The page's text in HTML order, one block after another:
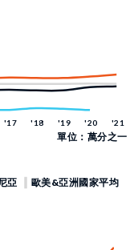
單位：萬分之一